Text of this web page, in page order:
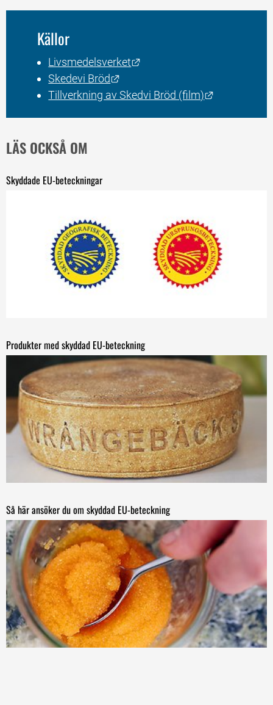
Källor
Livsmedelsverket
Skedevi Bröd
Tillverkning av Skedvi Bröd (film)
LÄS OCKSÅ OM
Skyddade EU-beteckningar
Produkter med skyddad EU-beteckning
Så här ansöker du om skyddad EU-beteckning